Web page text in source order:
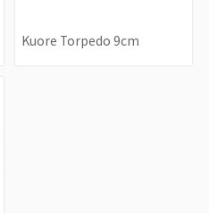
Kuore Torpedo 9cm